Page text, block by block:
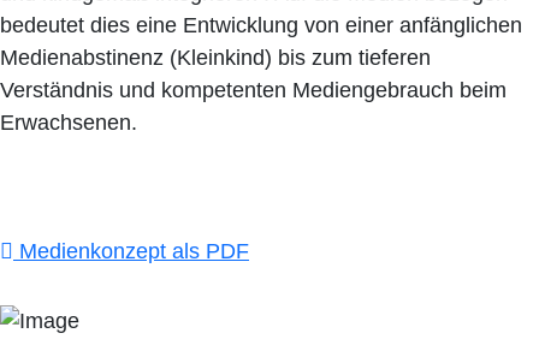
bedeutet dies eine Entwicklung von einer anfänglichen
Medienabstinenz (Kleinkind) bis zum tieferen
Verständnis und kompetenten Mediengebrauch beim
Erwachsenen.
Medienkonzept als PDF